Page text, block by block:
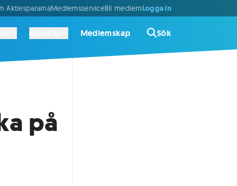
AktiespararnaMedlemsserviceBli medlemLogga in
Medlemskap Sök
på